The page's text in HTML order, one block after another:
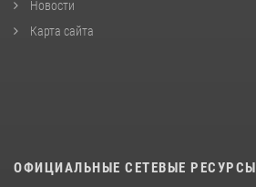
Новости
Карта сайта
ОФИЦИАЛЬНЫЕ СЕТЕВЫЕ РЕСУРСЫ